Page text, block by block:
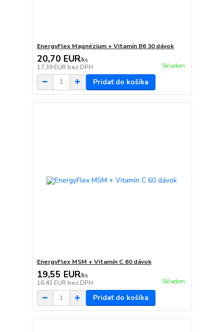
EnergyFlex Magnézium + Vitamín B6 30 dávok
20,70 EUR/ks
17,39 EUR bez DPH Skladom
Pridať do košíka
EnergyFlex MSM + Vitamín C 60 dávok
19,55 EUR/ks
16,43 EUR bez DPH Skladom
Pridať do košíka